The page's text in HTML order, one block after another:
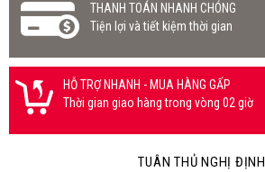
THANH TOÁN NHANH CHÓNG
Tiện lợi và tiết kiệm thời gian
HỖ TRỢ NHANH - MUA HÀNG GẤP
Thời gian giao hàng trong vòng 02 giờ
TUÂN THỦ NGHỊ ĐỊNH